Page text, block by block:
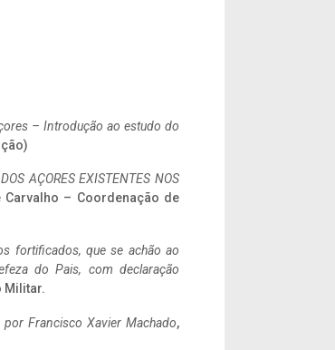
– Introdução ao estudo do
AÇORES EXISTENTES NOS
– Coordenação de
fortificados, que se achão ao
do Pais, com declaração
Militar.
Francisco Xavier Machado,